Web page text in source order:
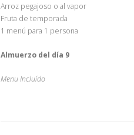
Arroz pegajoso o al vapor
Fruta de temporada
1 menú para 1 persona
Almuerzo del día 9
Menu Incluído